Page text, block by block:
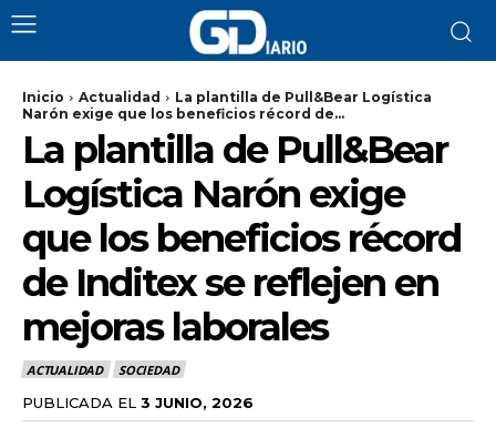
Inicio Actualidad
La plantilla de Pull&Bear Logística
Narón exige que los beneficios récord de...
La plantilla de Pull&Bear
Logística Narón exige
que los beneficios récord
de Inditex se reflejen en
mejoras laborales
ACTUALIDAD SOCIEDAD
PUBLICADA EL 3 JUNIO, 2026